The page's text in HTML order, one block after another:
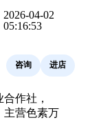
2026-04-02
05:16:53
咨询 进店
作社，
主营色素万